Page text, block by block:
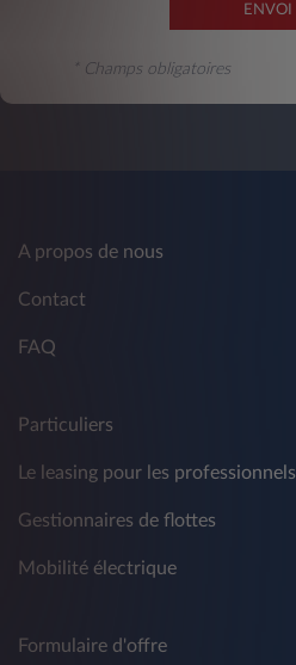
ENVOI
* Champs obligatoires
A propos de nous
Contact
FAQ
Particuliers
Le leasing pour les professionnels
Gestionnaires de flottes
Mobilité électrique
Formulaire d'offre